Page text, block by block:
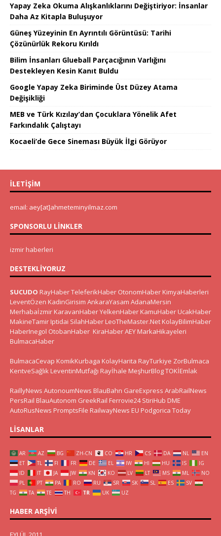
Yapay Zeka Okuma Alışkanlıklarını Değiştiriyor: İnsanlar
Daha Az Kitapla Buluşuyor
Güneş Yüzeyinin En Ayrıntılı Görüntüsü: Tarihi
Çözünürlük Rekoru Kırıldı
Bilim İnsanları Glueball Parçacığının Varlığını
Destekleyen Kesin Kanıt Buldu
Google Yapay Zeka Biriminde Üst Düzey Atama
Değişikliği
MEB ve Türk Kızılay’dan Çocuklara Yönelik Afet
Farkındalık Çalıştayı
Kocaeli’de Gece Sineması Büyük İlgi Görüyor
İLETIŞIM
email: aey[at]ahmeteminyilmaz.com
SPONSORLU LINKLER
izmir haberleri
DESTEKLIYORUZ
SUCUDO RayHaberTeleferikHaber OtonomHaber KimyaHaberleri
LeventÖzen KadinGirisim AnkaraYasam AdanaMersin
Merhabaİzmir KaravanHaberYelkenHaber KamuHaber UcakHaber
MakineTamir Iptidai SilahHaber LeoTheMaster.Net KolayBilimHaber
HaberInegol OtobanHaber KiraHaberAEY MarkaHikayeleri
BulmacaHaber
BulmacaCevap KomikKurbaga KolayHarita RayTurkiye ZorBulmaca
KentveSağlık LeventinMutfağı Rayİhale MeşhurBlogTOKİEmlak
RaillyNews AutonoumNews BlauBahn GareExpress ArabRailNews
PersRail BlauAutonom GreekRail Ferrovie24 StiriHub DME
AutoRusNews PromptsFile RailwayNews EU Podgorica Today
LISANLAR
AR AZ BG ZH-CN CO HR CS DA NL
EN
ET
TL FI FR DE EL IW HI HU IS
IG
ID
IT JA JW KN KO LV LT MS ML
NO
PL
PT PA RO RU SR SK SL ES
SV
TG
TA TE TH TR UK UZ
HABER ARŞIVI